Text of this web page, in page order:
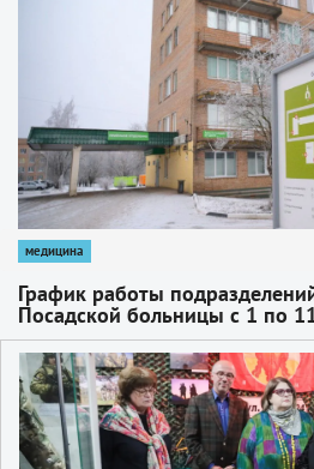
медицина
График работы
Посадской больницы с 1 по
1